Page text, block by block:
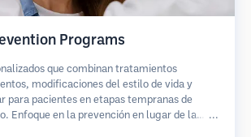
Programs
que combinan tratamientos
modificaciones del estilo de vida y
para pacientes en etapas tempranas de
Enfoque en la prevención en lugar de la